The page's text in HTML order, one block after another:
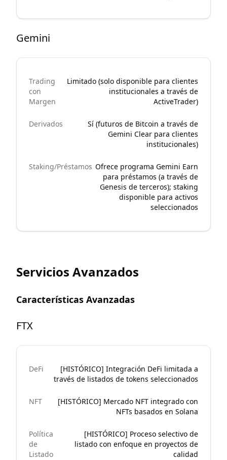
Gemini
Trading
con
Margen
Limitado (solo disponible para clientes
institucionales a través de
ActiveTrader)
Derivados
Sí (futuros de Bitcoin a través de
Gemini Clear para clientes
institucionales)
Staking/Préstamos Ofrece programa Gemini Earn
para préstamos (a través de
Genesis de terceros); staking
disponible para activos
seleccionados
Servicios Avanzados
Características Avanzadas
FTX
DeFi
[HISTÓRICO] Integración DeFi limitada a
través de listados de tokens seleccionados
NFT
[HISTÓRICO] Mercado NFT integrado con
NFTs basados en Solana
Política
de
Listado
[HISTÓRICO] Proceso selectivo de
listado con enfoque en proyectos de
calidad